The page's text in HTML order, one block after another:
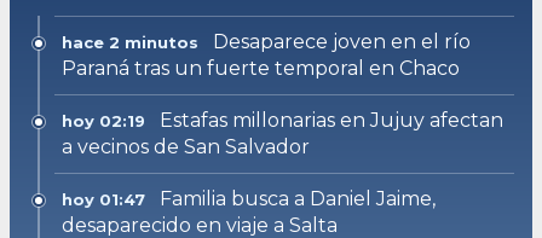
hace 2 minutos
Desaparece joven en el río
Paraná tras un fuerte temporal en Chaco
hoy 02:19
Estafas millonarias en Jujuy afectan
a vecinos de San Salvador
hoy 01:47
Familia busca a Daniel Jaime,
desaparecido en viaje a Salta